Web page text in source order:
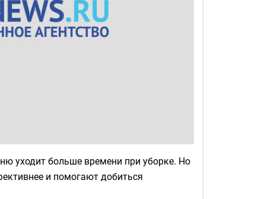
уходит больше времени при уборке. Но
и помогают добиться